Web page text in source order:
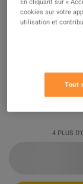
$42.58
4 PLUS
En cliquant sur «
cookies sur votre
utilisation et
Tout